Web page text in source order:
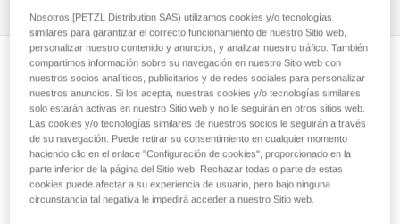
Todos los contenidos técnicos 1 Filtrar
Elección del mosquetón para la punta del
elemento de amarre de sujeción o de
posicionamiento
Nosotros [PETZL Distribution SAS) utilizamos cookies y/o tecnologías
similares para garantizar el correcto funcionamiento de nuestro Sitio web,
personalizar nuestro contenido y anuncios, y analizar nuestro tráfico. También
compartimos información sobre su navegación en nuestro Sitio web con
nuestros socios analíticos, publicitarios y de redes sociales para personalizar
nuestros anuncios. Si los acepta, nuestras cookies y/o tecnologías similares
solo estarán activas en nuestro Sitio web y no le seguirán en otros sitios web.
Las cookies y/o tecnologías similares de nuestros socios le seguirán a través
de su navegación. Puede retirar su consentimiento en cualquier momento
haciendo clic en el enlace "Configuración de cookies", proporcionado en la
parte inferior de la página del Sitio web. Rechazar todas o parte de estas
cookies puede afectar a su experiencia de usuario, pero bajo ninguna
circunstancia tal negativa le impedirá acceder a nuestro Sitio web.